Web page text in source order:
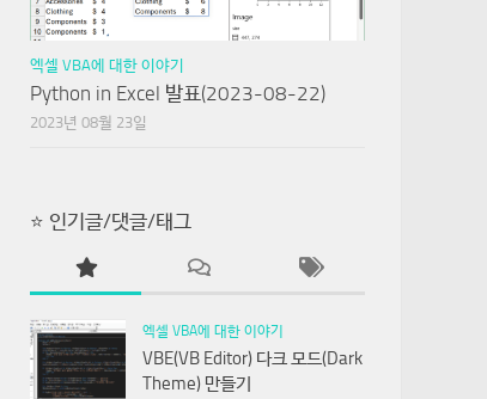
엑셀 VBA에 대한 이야기
Python in Excel 발표(2023-08-22)
2023년 08월 23일
⭐ 인기글/댓글/태그
엑셀 VBA에 대한 이야기
VBE(VB Editor) 다크 모드(Dark
Theme) 만들기